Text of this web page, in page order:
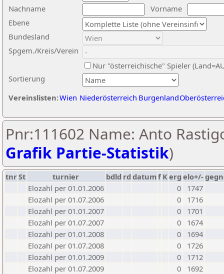
Nachname
Vorname
Ebene
Sortierung
Bundesland
Spgem./Kreis/Verein
Nur "österreichische" Spieler
Vereinslisten:Wien Niederösterreich Burgenland
Pnr:111602 Name: Anto
Grafik Partie-Statistik)
tnrSt turnier bdld rd datumf Kerg elo+/-
Elozahl per 01.01.2006
0
1747
Elozahl per 01.07.2006
0
1716
Elozahl per 01.01.2007
0
1701
Elozahl per 01.07.2007
0
1674
Elozahl per 01.01.2008
0
1694
Elozahl per 01.07.2008
0
1726
Elozahl per 01.01.2009
0
1712
Elozahl per 01.07.2009
0
1692